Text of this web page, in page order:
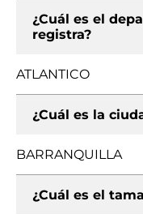
¿Cuál es el
registra?
ATLANTICO
¿Cuál es la
BARRANQUILLA
¿Cuál es el